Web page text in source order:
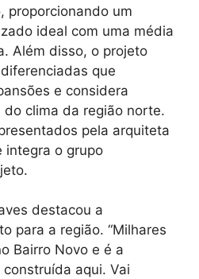
proporcionando um
ideal com uma média
Além disso, o projeto
que
e considera
clima da região norte.
pela arquiteta
integra o grupo
destacou a
para a região. “Milhares
Bairro Novo e é a
aqui. Vai